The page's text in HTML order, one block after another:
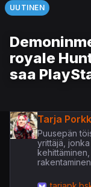
UUTINEN
royale
saa
Tarja
Puusepän
yrittäjä,